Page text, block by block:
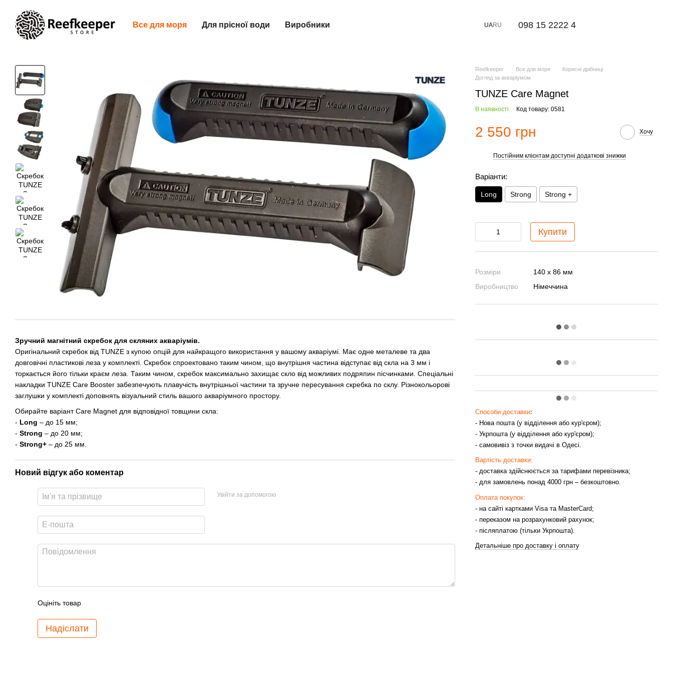
Все для моря Для прісної води Виробники UARU ⠀098 15 2222 4
Зручний магнітний скребок для скляних акваріумів.
Оригінальний скребок від TUNZE з купою опцій для найкращого використання у вашому акваріумі. Має одне металеве та два
довговічні пластикові леза у комплекті. Скребок спроектовано таким чином, що внутрішня частина відступає від скла на 3 мм і
торкається його тільки краєм леза. Таким чином, скребок максимально захищає скло від можливих подряпин пісчинками. Спеціальні
накладки TUNZE Care Booster забезпечують плавучість внутрішньої частини та зручне пересування скребка по склу. Різнокольорові
заглушки у комплекті доповнять візуальний стиль вашого акваріумного простору.
Обирайте варіант Care Magnet для відповідної товщини скла:
- Long – до 15 мм;
- Strong – до 20 мм;
- Strong+ – до 25 мм.
Новий відгук або коментар
Увійти за допомогою
Оцініть товар
Надіслати
Reefkeeper Все для моря
Корисні дрібниці
Догляд за акваріумом
TUNZE Care Magnet
В наявності Код товару: 0581
2 550 грн Хочу
Постійним клієнтам доступні додаткові знижки
Варіанти:
Long Strong Strong +
Купити
Розміри
140 х 86 мм
Виробництво
Німеччина
Способи доставки:
- Нова пошта (у відділення або кур'єром);
- Укрпошта (у відділення або кур'єром);
- самовивіз з точки видачі в Одесі.
Вартість доставки:
- доставка здійснюється за тарифами перевізника;
- для замовлень понад 4000 грн – безкоштовно.
Оплата покупок:
- на сайті картками Visa та MasterCard;
- переказом на розрахунковий рахунок;
- післяплатою (тільки Укрпошта).
Детальніше про доставку і оплату